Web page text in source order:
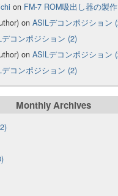
on FM-7 ROM吸出し器の製
on ASILデコンポジション
デコンポジション (2)
on ASILデコンポジション
デコンポジション (2)
Monthly Archives